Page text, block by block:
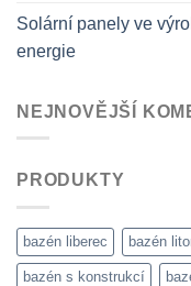
Solární panely ve
energie
NEJNOVĚJŠÍ
PRODUKTY
bazén liberec bazén
bazén s konstrukcí